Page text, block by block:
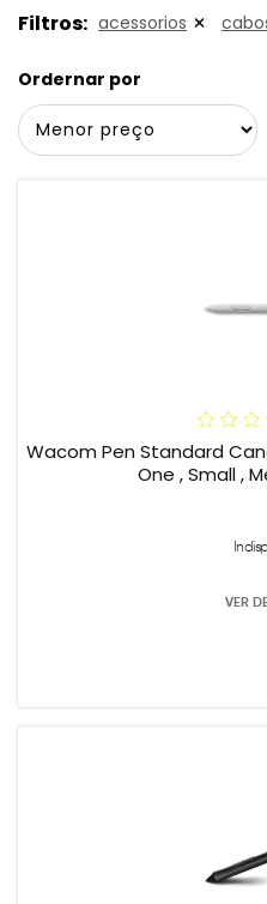
Filtros: acessorios
Ordernar por
Wacom Pen Standard
One , Small ,
VER